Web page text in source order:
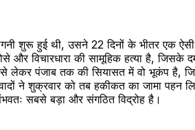
हुई थी, उसने 22 दिनों के भीतर एक ऐसी
विचारधारा की सामूहिक हत्या है, जिसके
से लेकर पंजाब तक की सियासत में वो भूकंप है,
ने शुक्रवार को तब हकीकत का जामा पहन
सबसे बड़ा और संगठित विद्रोह है।